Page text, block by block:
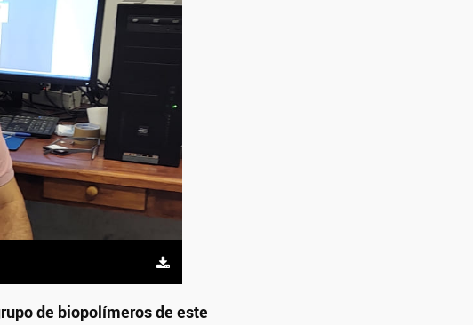
de biopolímeros de este